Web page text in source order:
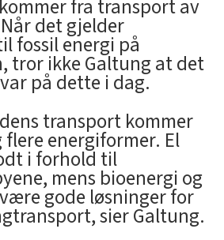
fra transport av
det gjelder
fossil energi på
tror ikke Galtung at det
på dette i dag.
transport kommer
flere energiformer. El
i forhold til
mens bioenergi og
gode løsninger for
sier Galtung.